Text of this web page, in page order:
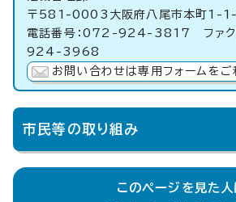
〒581-0003大阪府八尾市本町1-1-
電話番号：072-924-3817 ファク
924-3968
お問い合わせは専用フォームをご
市民等の取り組み
このページを見た人